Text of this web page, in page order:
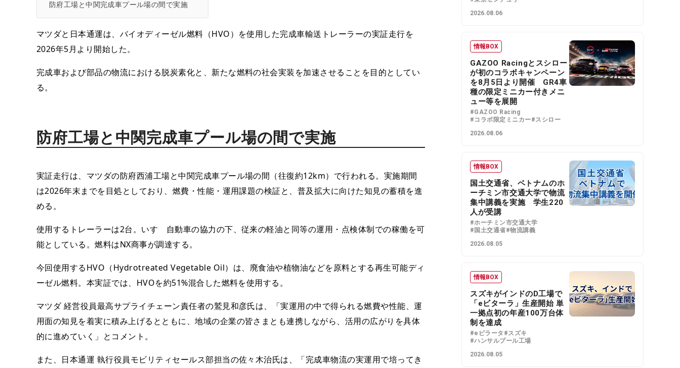
防府工場と中関完成車プール場の間で実施
マツダと日本通運は、バイオディーゼル燃料（HVO）を使用した完成車輸送トレーラーの実証走行を
2026年5月より開始した。
完成車および部品の物流における脱炭素化と、新たな燃料の社会実装を加速させることを目的としてい
る。
防府工場と中関完成車プール場の間で実施
実証走行は、マツダの防府西浦工場と中関完成車プール場の間（往復約12km）で行われる。実施期間
は2026年末までを目処としており、燃費・性能・運用課題の検証と、普及拡大に向けた知見の蓄積を進
める。
使用するトレーラーは2台。いすゞ自動車の協力の下、従来の軽油と同等の運用・点検体制での稼働を可
能としている。燃料はNX商事が調達する。
今回使用するHVO（Hydrotreated Vegetable Oil）は、廃食油や植物油などを原料とする再生可能ディ
ーゼル燃料。本実証では、HVOを約51%混合した燃料を使用する。
マツダ 経営役員最高サプライチェーン責任者の鷲見和彦氏は、「実運用の中で得られる燃費や性能、運
用面の知見を着実に積み上げるとともに、地域の企業の皆さまとも連携しながら、活用の広がりを具体
的に進めていく」とコメント。
また、日本通運 執行役員モビリティセールス部担当の佐々木治氏は、「完成車物流の実運用で培ってき
2026.08.06
情報BOX
GAZOO Racingとスシロー
が初のコラボキャンペーン
を8月5日より開催 GR4車
種の限定ミニカー付きメニ
ュー等を展開
#GAZOO Racing
#コラボ限定ミニカー#スシロー
2026.08.06
情報BOX
国土交通省、ベトナムのホ
ーチミン市交通大学で物流
集中講義を実施 学生220
人が受講
#ホーチミン市交通大学
#国土交通省#物流講義
2026.08.05
情報BOX
スズキがインドのD工場で
「eビターラ」生産開始 単
一拠点初の年産100万台体
制を達成
#eビラータ #スズキ
#ハンサルプール工場
2026.08.05